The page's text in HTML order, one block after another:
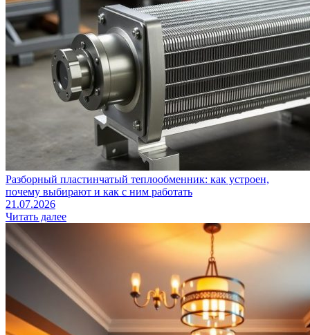
Разборный пластинчатый теплообменник: как устроен,
почему выбирают и как с ним работать
21.07.2026
Читать далее